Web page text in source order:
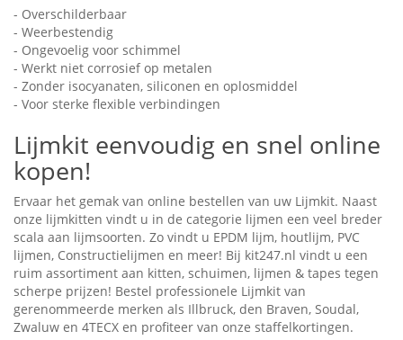
- Overschilderbaar
- Weerbestendig
- Ongevoelig voor schimmel
- Werkt niet corrosief op metalen
- Zonder isocyanaten, siliconen en oplosmiddel
- Voor sterke flexible verbindingen
Lijmkit eenvoudig en snel online
kopen!
Ervaar het gemak van online bestellen van uw Lijmkit. Naast
onze lijmkitten vindt u in de categorie lijmen een veel breder
scala aan lijmsoorten. Zo vindt u EPDM lijm, houtlijm, PVC
lijmen, Constructielijmen en meer! Bij kit247.nl vindt u een
ruim assortiment aan kitten, schuimen, lijmen & tapes tegen
scherpe prijzen! Bestel professionele Lijmkit van
gerenommeerde merken als Illbruck, den Braven, Soudal,
Zwaluw en 4TECX en profiteer van onze staffelkortingen.